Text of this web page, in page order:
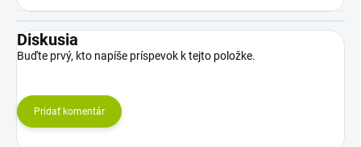
Diskusia
Buďte prvý, kto napíše príspevok k tejto položke.
Pridať komentár